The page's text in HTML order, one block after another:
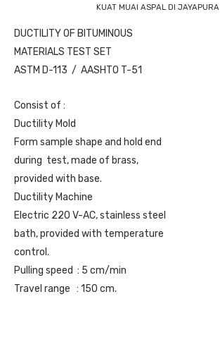
KUAT MUAI ASPAL DI JAYAPURA
DUCTILITY OF BITUMINOUS
MATERIALS TEST SET
ASTM D-113 / AASHTO T-51
Consist of :
Ductility Mold
Form sample shape and hold end
during test, made of brass,
provided with base.
Ductility Machine
Electric 220 V-AC, stainless steel
bath, provided with temperature
control.
Pulling speed : 5 cm/min
Travel range : 150 cm.